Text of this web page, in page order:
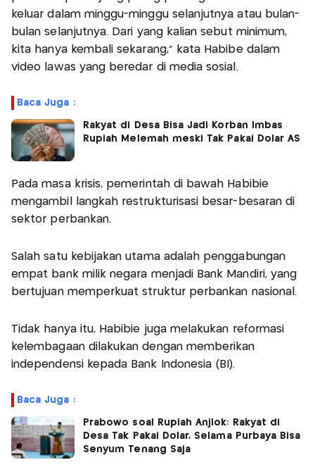
keluar dalam minggu-minggu selanjutnya atau bulan-
bulan selanjutnya. Dari yang kalian sebut minimum,
kita hanya kembali sekarang,” kata Habibe dalam
video lawas yang beredar di media sosial.
Baca Juga :
Rakyat di Desa Bisa Jadi Korban Imbas
Rupiah Melemah meski Tak Pakai Dolar AS
Pada masa krisis, pemerintah di bawah Habibie
mengambil langkah restrukturisasi besar-besaran di
sektor perbankan.
Salah satu kebijakan utama adalah penggabungan
empat bank milik negara menjadi Bank Mandiri, yang
bertujuan memperkuat struktur perbankan nasional.
Tidak hanya itu, Habibie juga melakukan reformasi
kelembagaan dilakukan dengan memberikan
independensi kepada Bank Indonesia (BI).
Baca Juga :
Prabowo soal Rupiah Anjlok: Rakyat di
Desa Tak Pakai Dolar, Selama Purbaya Bisa
Senyum Tenang Saja